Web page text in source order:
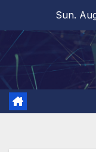
content
Sun.